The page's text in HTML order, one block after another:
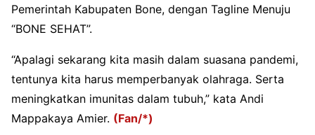
Pemerintah Kabupaten Bone, dengan Tagline Menuju
“BONE SEHAT”.
“Apalagi sekarang kita masih dalam suasana pandemi,
tentunya kita harus memperbanyak olahraga. Serta
meningkatkan imunitas dalam tubuh,” kata Andi
Mappakaya Amier. (Fan/*)